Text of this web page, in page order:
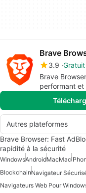
Brave
3.9 Gratuit
Brave
performant
Autres plateformes
Brave Browser: Fast
rapidité à la sécurité
WindowsAndroidMacMac
BlockchainNavigateur
Navigateurs Web Pour